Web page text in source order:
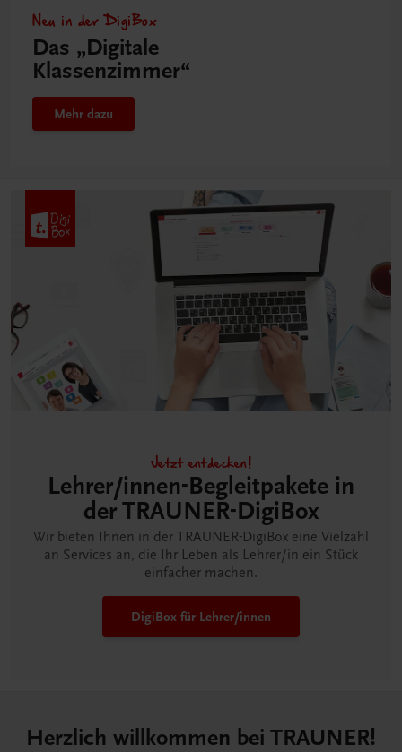
Neu in der DigiBox
Das „Digitale
Klassenzimmer“
Mehr dazu
Jetzt entdecken!
Lehrer/innen-Begleitpakete in
der TRAUNER-DigiBox
Wir bieten Ihnen in der TRAUNER-DigiBox eine Vielzahl
an Services an, die Ihr Leben als Lehrer/in ein Stück
einfacher machen.
DigiBox für Lehrer/innen
Herzlich willkommen bei TRAUNER!